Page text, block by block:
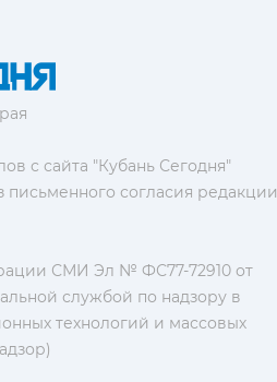
с сайта "Кубань Сегодня"
письменного согласия редакции
СМИ Эл № ФС77-72910 от
службой по надзору в
технологий и массовых